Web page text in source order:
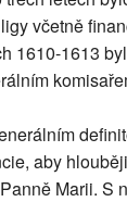
včetně
1610-1613
aby
Marii. S